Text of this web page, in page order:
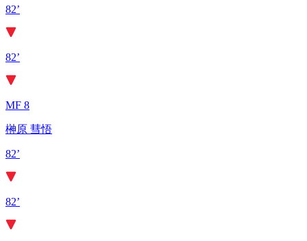
82’
82’
MF 8
榊原 彗悟
82’
82’